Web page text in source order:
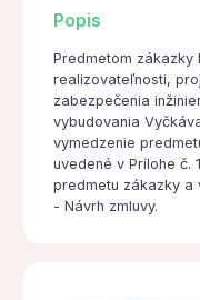
Popis
Predmetom zákazky
realizovateľnosti,
zabezpečenia
vybudovania
vymedzenie
uvedené v Prílohe č.
predmetu zákazky a
- Návrh zmluvy.